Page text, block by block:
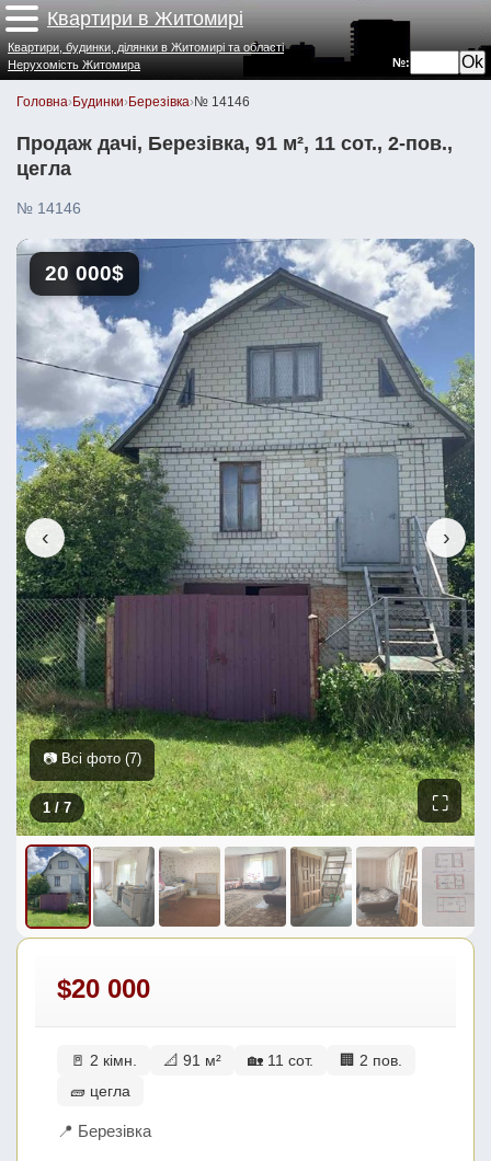
Квартири в Житомирі
№:
Квартири, будинки, ділянки в Житомирі та області
Нерухомість Житомира
Головна›Будинки›Березівка›№ 14146
Продаж дачі, Березівка, 91 м², 11 сот., 2-пов.,
цегла
№ 14146
‹ ›
20 000$
1/ 7 ⛶
📷 Всі фото (7)
$20 000
🚪 2 кімн. 📐 91 м² 🏡 11 сот.
🏢 2 пов.
🧱 цегла
📍 Березівка